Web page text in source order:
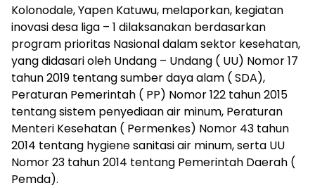
Kolonodale, Yapen Katuwu, melaporkan, kegiatan
inovasi desa liga – 1 dilaksanakan berdasarkan
program prioritas Nasional dalam sektor kesehatan,
yang didasari oleh Undang – Undang ( UU) Nomor 17
tahun 2019 tentang sumber daya alam ( SDA),
Peraturan Pemerintah ( PP) Nomor 122 tahun 2015
tentang sistem penyediaan air minum, Peraturan
Menteri Kesehatan ( Permenkes) Nomor 43 tahun
2014 tentang hygiene sanitasi air minum, serta UU
Nomor 23 tahun 2014 tentang Pemerintah Daerah (
Pemda).